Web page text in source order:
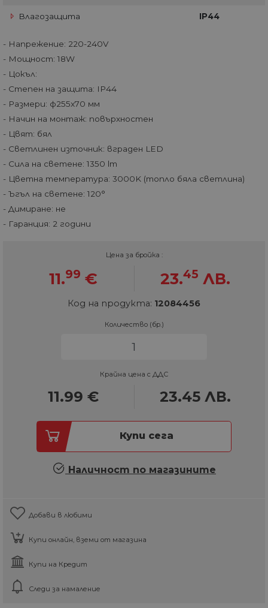
Влагозащита IP44
- Напрежение: 220-240V
- Мощност: 18W
- Цокъл:
- Степен на защита: IP44
- Размери: ф255x70 мм
- Начин на монтаж: повърхностен
- Цвят: бял
- Светлинен източник: вграден LED
- Сила на светене: 1350 lm
- Цветна температура: 3000K (топло бяла светлина)
- Ъгъл на светене: 120°
- Димиране: не
- Гаранция: 2 години
Цена за бройка :
11.99 € 23.45 ЛВ.
Код на продукта: 12084456
Количество (бр.)
Крайна цена с ДДС
11.99 € 23.45 ЛВ.
Купи сега
Наличност по магазините
Добави в любими
Купи онлайн, вземи от магазина
Купи на Кредит
Следи за намаление